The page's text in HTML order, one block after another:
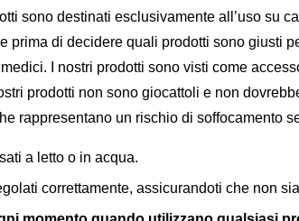
sono destinati esclusivamente all’uso su
prima di decidere quali prodotti sono giusti
I nostri prodotti sono visti come
prodotti non sono giocattoli e non
rappresentano un rischio di soffocamento
a letto o in acqua.
correttamente, assicurandoti che non